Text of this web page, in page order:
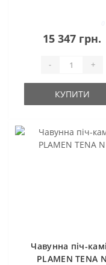
15 347 грн.
- +
КУПИТИ
Чавунна піч-
PLAMEN TENA N